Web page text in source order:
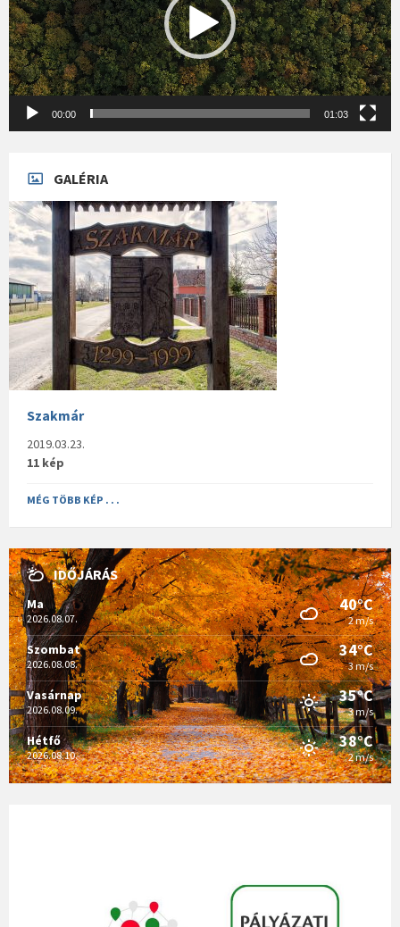
00:00 01:03
GALÉRIA
Szakmár
2019.03.23.
11 kép
MÉG TÖBB KÉP . . .
IDŐJÁRÁS
Ma
2026.08.07.
40°C
2 m/s
Szombat
2026.08.08.
34°C
3 m/s
Vasárnap
2026.08.09.
35°C
3 m/s
Hétfő
2026.08.10.
38°C
2 m/s